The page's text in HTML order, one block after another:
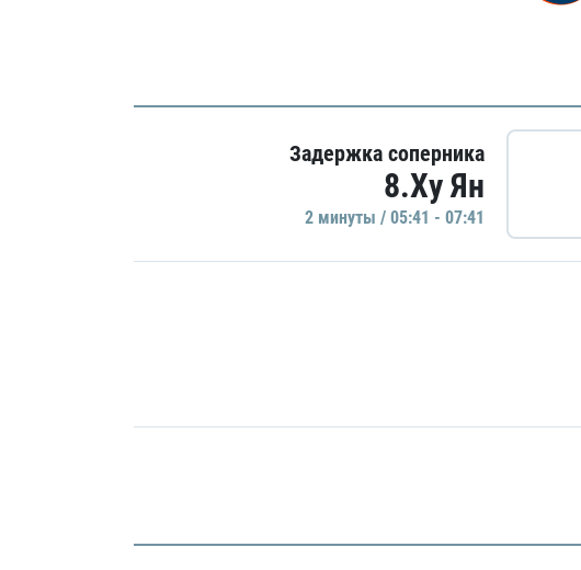
Задержка соперника
8.Ху Ян
2 минуты / 05:41 - 07:41